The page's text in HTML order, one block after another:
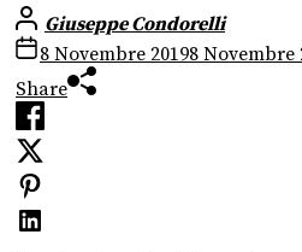
Giuseppe Condorelli
8 Novembre 20198 Novembre
Share